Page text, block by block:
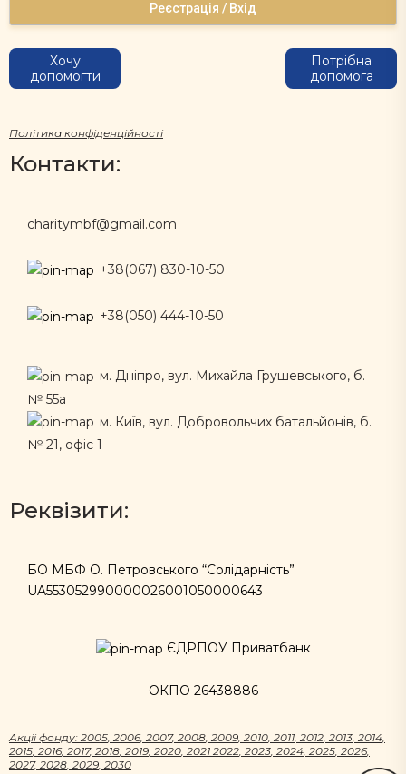
Реєстрація / Вхід
Хочу
допомогти
Потрібна
допомога
Політика конфіденційності
Контакти:
charitymbf@gmail.com
+38(067) 830-10-50
+38(050) 444-10-50
м. Дніпро, вул. Михайла Грушевського, б.
№ 55а
м. Київ, вул. Добровольчих батальйонів, б.
№ 21, офіс 1
Реквізити:
БО МБФ О. Петровського “Солідарність”
UA553052990000026001050000643
ЄДРПОУ Приватбанк
ОКПО 26438886
Акцii фонду: 2005, 2006, 2007, 2008, 2009, 2010, 2011, 2012, 2013, 2014,
2015, 2016, 2017, 2018, 2019, 2020, 2021 2022, 2023, 2024, 2025, 2026,
2027, 2028, 2029, 2030